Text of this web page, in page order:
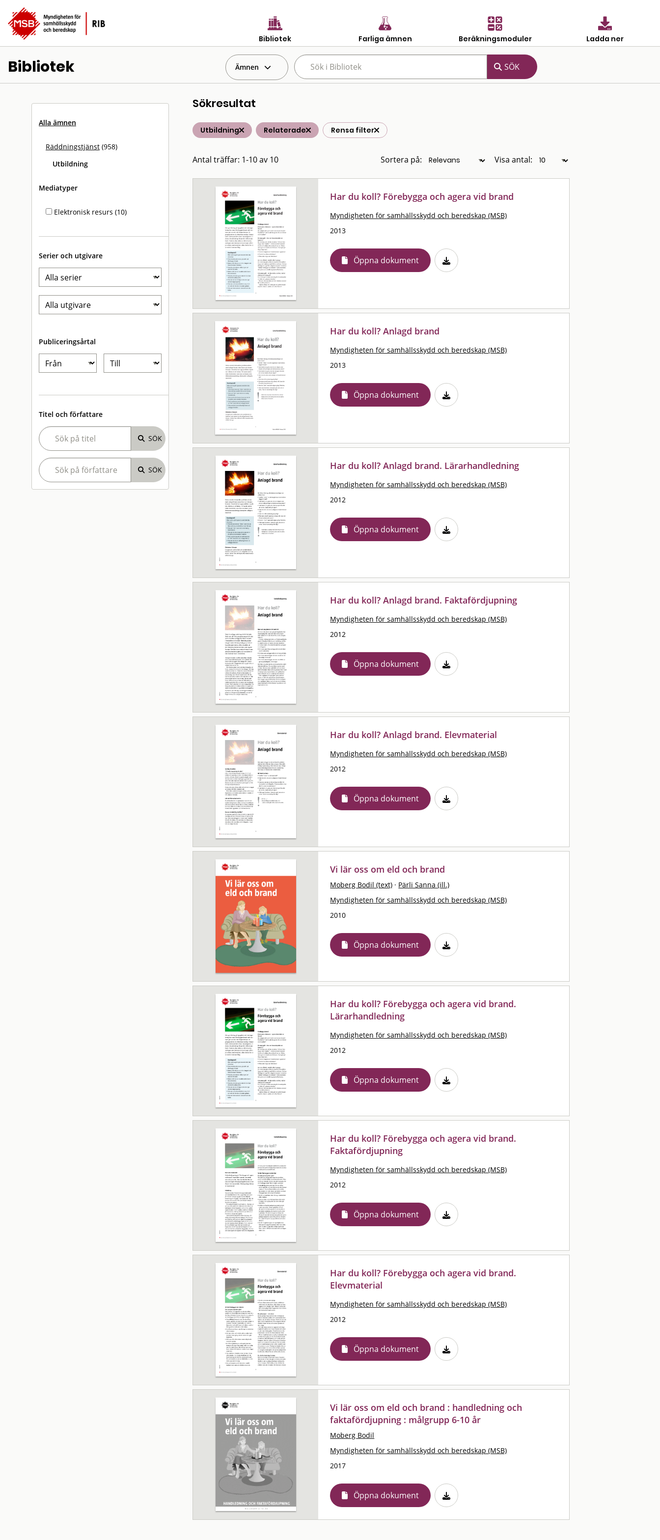
Bibliotek Farliga ämnen Beräkningsmoduler Ladda ner
Bibliotek Ämnen
Alla ämnen
Räddningstjänst (958)
Utbildning
Mediatyper
Elektronisk resurs (10)
Serier och utgivare
Publiceringsårtal
Titel och författare
Sökresultat
Utbildning Relaterade Rensa filter
Antal träffar: 1-10 av 10 Sortera på: Visa antal:
Har du koll? Förebygga och agera vid brand
Myndigheten för samhällsskydd och beredskap (MSB)
2013
Öppna dokument
Har du koll? Anlagd brand
Myndigheten för samhällsskydd och beredskap (MSB)
2013
Öppna dokument
Har du koll? Anlagd brand. Lärarhandledning
Myndigheten för samhällsskydd och beredskap (MSB)
2012
Öppna dokument
Har du koll? Anlagd brand. Faktafördjupning
Myndigheten för samhällsskydd och beredskap (MSB)
2012
Öppna dokument
Har du koll? Anlagd brand. Elevmaterial
Myndigheten för samhällsskydd och beredskap (MSB)
2012
Öppna dokument
Vi lär oss om eld och brand
Moberg Bodil (text) · Pärli Sanna (ill.)
Myndigheten för samhällsskydd och beredskap (MSB)
2010
Öppna dokument
Har du koll? Förebygga och agera vid brand.
Lärarhandledning
Myndigheten för samhällsskydd och beredskap (MSB)
2012
Öppna dokument
Har du koll? Förebygga och agera vid brand.
Faktafördjupning
Myndigheten för samhällsskydd och beredskap (MSB)
2012
Öppna dokument
Har du koll? Förebygga och agera vid brand.
Elevmaterial
Myndigheten för samhällsskydd och beredskap (MSB)
2012
Öppna dokument
Vi lär oss om eld och brand : handledning och
faktafördjupning : målgrupp 6-10 år
Moberg Bodil
Myndigheten för samhällsskydd och beredskap (MSB)
2017
Öppna dokument